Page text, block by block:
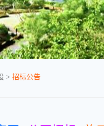
> 招标公告